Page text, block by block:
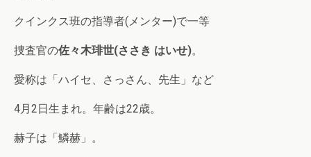
クインクス班の指導者(メンター)で一等
捜査官の佐々木琲世(ささき はいせ)。
愛称は「ハイセ、さっさん、先生」など
4月2日生まれ。年齢は22歳。
赫子は「鱗赫」。